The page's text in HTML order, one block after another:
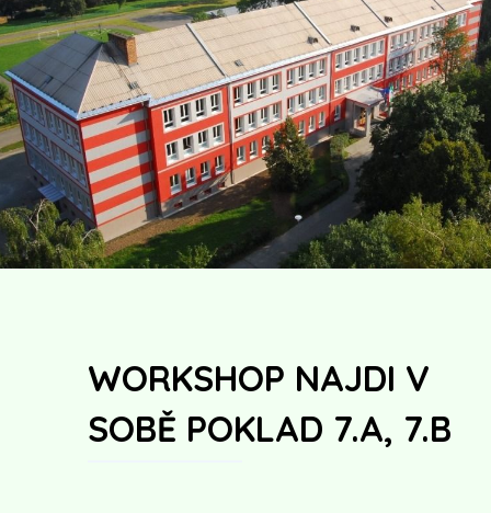
WORKSHOP NAJDI V
SOBĚ POKLAD 7.A, 7.B